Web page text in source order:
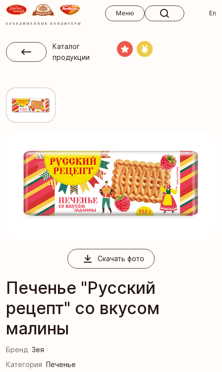
Меню
En
Каталог
продукции
Скачать фото
Печенье "Русский
рецепт" со вкусом
малины
Бренд Зея
Категория Печенье